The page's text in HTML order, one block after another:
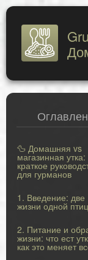
🦆 Домашняя vs
магазинная утка:
краткое
для гурманов
1. Введение: две
жизни одной
2. Питание и
жизни: что ест
как это меняет